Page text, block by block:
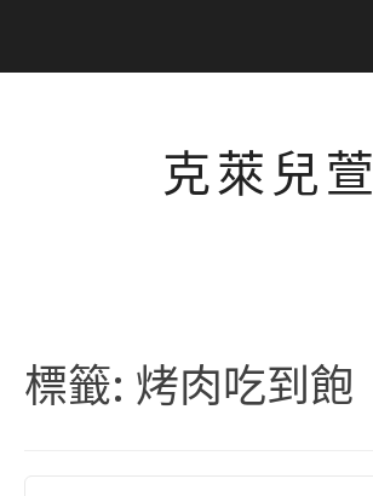
克萊兒萱
標籤: 烤肉吃到飽